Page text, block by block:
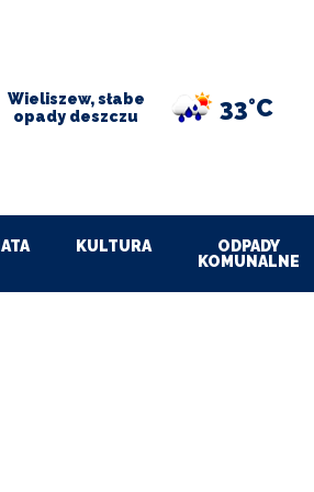
Wieliszew, słabe
opady deszczu
33°C
KULTURA
ODPADY
KOMUNALNE